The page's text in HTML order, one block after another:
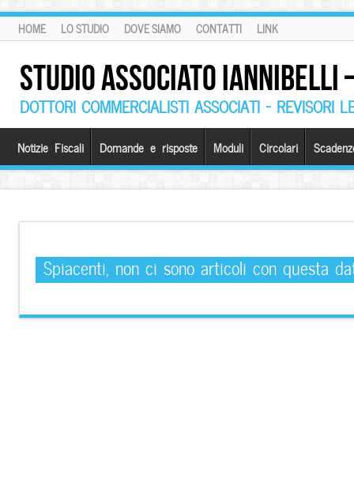
HOME LO STUDIO DOVE SIAMO CONTATTI LINK
STUDIO ASSOCIATO
DOTTORI COMMERCIALISTI ASSOCIATI – REVISORI
Notizie Fiscali Domande e risposte Moduli Circolari
Spiacenti, non ci sono articoli con questa